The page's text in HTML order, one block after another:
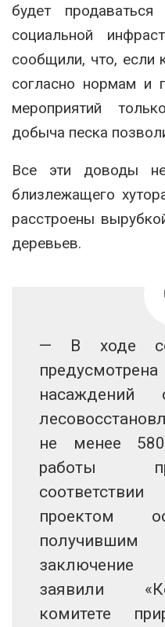
будет
социальной
сообщили, что, если
согласно нормам и
мероприятий
добыча песка
Все эти доводы
близлежащего
расстроены
деревьев.
— В ходе
насаждений
не менее
работы
проектом
получившим
заявили
комитете